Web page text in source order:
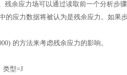
残余应力场可以通过读取前一个分析
的应力数据将被认为是残余应力。如
的方法来考虑残余应力的影响。
类型=J